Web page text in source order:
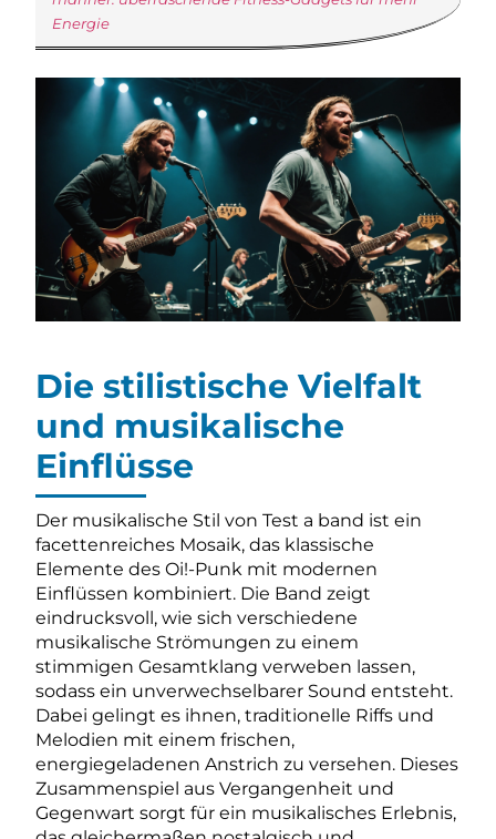
Energie
Die stilistische Vielfalt
und musikalische
Einflüsse
Der musikalische Stil von Test a band ist ein
facettenreiches Mosaik, das klassische
Elemente des Oi!-Punk mit modernen
Einflüssen kombiniert. Die Band zeigt
eindrucksvoll, wie sich verschiedene
musikalische Strömungen zu einem
stimmigen Gesamtklang verweben lassen,
sodass ein unverwechselbarer Sound entsteht.
Dabei gelingt es ihnen, traditionelle Riffs und
Melodien mit einem frischen,
energiegeladenen Anstrich zu versehen. Dieses
Zusammenspiel aus Vergangenheit und
Gegenwart sorgt für ein musikalisches Erlebnis,